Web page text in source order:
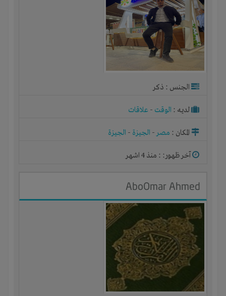
الجنس : ذكر
لديـه : الوقت - علاقات
المكان : مصر- الجيزة - الجيزة
آخر ظهور: : منذ 4 اشهر
AboOmar Ahmed